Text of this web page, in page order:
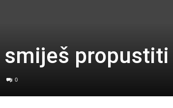
propustiti
0